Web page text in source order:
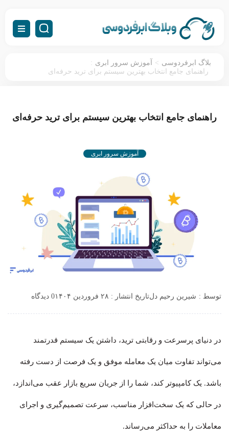
بلاگ ابرفردوسی > آموزش سرور ابری :
راهنمای جامع انتخاب بهترین سیستم برای ترید حرفه‌ای
راهنمای جامع انتخاب بهترین سیستم برای ترید حرفه‌ای
آموزش سرور ابری
توسط : شیرین رحیم دلتاریخ انتشار : ۲۸ فروردین ۱۴۰۴ 0 دیدگاه
در دنیای پرسرعت و رقابتی ترید، داشتن یک سیستم قدرتمند
می‌تواند تفاوت میان یک معامله موفق و یک فرصت از دست رفته
باشد. یک کامپیوتر کند، شما را از جریان سریع بازار عقب می‌اندازد،
در حالی که یک سخت‌افزار مناسب، سرعت تصمیم‌گیری و اجرای
معاملات را به حداکثر می‌رساند.